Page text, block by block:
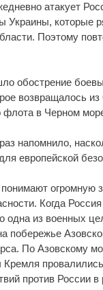
атакует
Украины,
Поэтому
обострение
возвращалось
флота в Черном
напомнило,
европейской
огромную
Когда
одна из военных
побережье
По Азовскому
против России в